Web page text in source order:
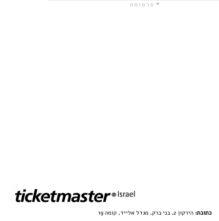
פרסומת
כתובת: הירקון 2, בני ברק, מגדל אלייד, קומה 19